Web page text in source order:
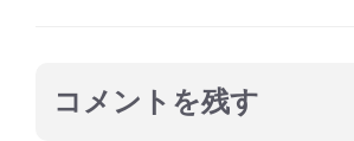
k
コメントを残す